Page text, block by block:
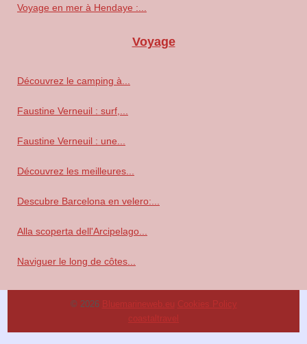
Voyage en mer à Hendaye :...
Voyage
Découvrez le camping à...
Faustine Verneuil : surf,...
Faustine Verneuil : une...
Découvrez les meilleures...
Descubre Barcelona en velero:...
Alla scoperta dell'Arcipelago...
Naviguer le long de côtes...
© 2026 Bluemarineweb.eu Cookies Policy
coastaltravel